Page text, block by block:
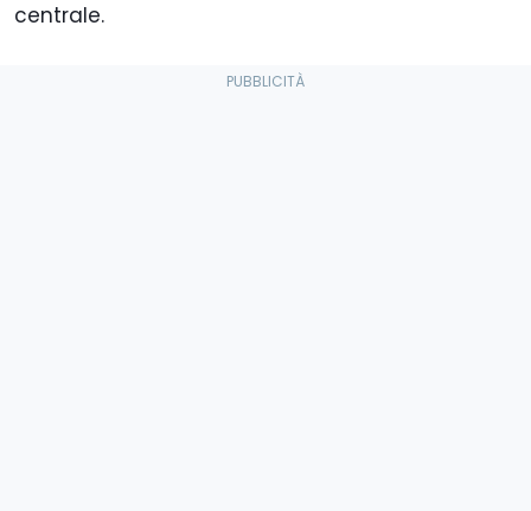
centrale.